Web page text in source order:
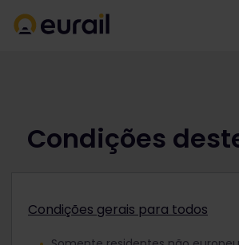
Condições
Condições gerais para todos